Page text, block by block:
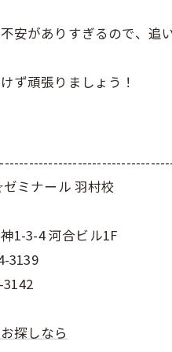
安がありすぎるので、追
ず頑張りましょう！
ミナール 羽村校
1-3-4 河合ビル1F
3139
3142
探しなら